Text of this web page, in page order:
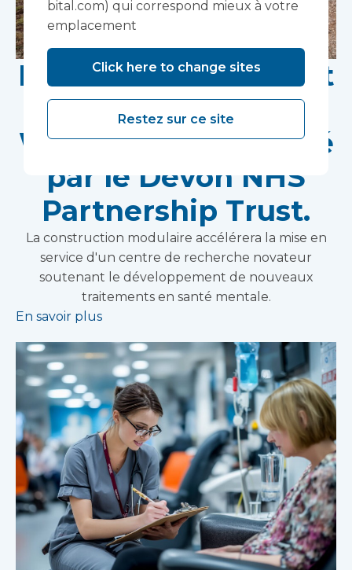
Les travaux débutent
sur le site de
Wonford House, géré
par le Devon NHS
Partnership Trust.
La construction modulaire accélérera la mise en
service d'un centre de recherche novateur
soutenant le développement de nouveaux
traitements en santé mentale.
En savoir plus
bital.com) qui correspond mieux à votre
emplacement
Click here to change sites
Restez sur ce site